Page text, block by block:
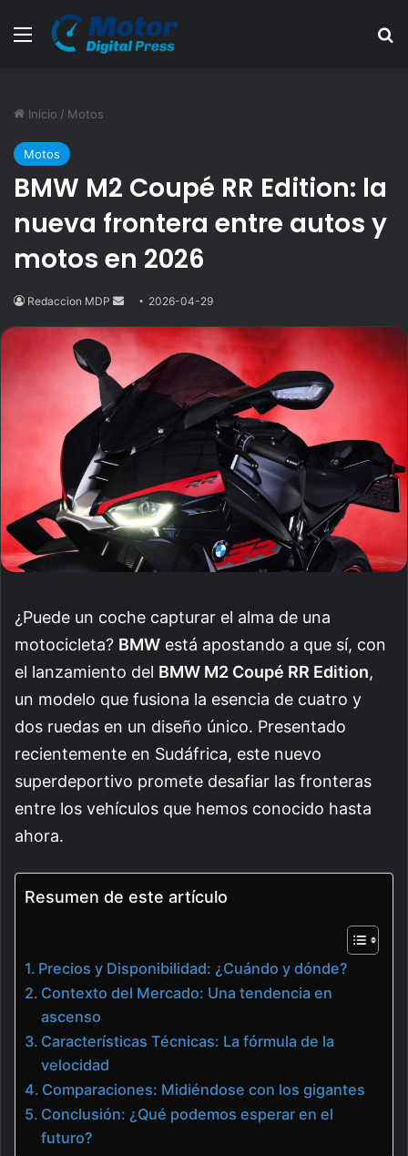
Menú
Inicio / Motos
Motos
BMW M2 Coupé RR Edition: la
nueva frontera entre autos y
motos en 2026
Redaccion MDP
Send
email
2026-04-29
¿Puede un coche capturar el alma de una
motocicleta? BMW está apostando a que sí, con
el lanzamiento del BMW M2 Coupé RR Edition,
un modelo que fusiona la esencia de cuatro y
dos ruedas en un diseño único. Presentado
recientemente en Sudáfrica, este nuevo
superdeportivo promete desafiar las fronteras
entre los vehículos que hemos conocido hasta
ahora.
Resumen de este artículo
Precios y Disponibilidad: ¿Cuándo y dónde?
Contexto del Mercado: Una tendencia en
ascenso
Características Técnicas: La fórmula de la
velocidad
Comparaciones: Midiéndose con los gigantes
Conclusión: ¿Qué podemos esperar en el
futuro?